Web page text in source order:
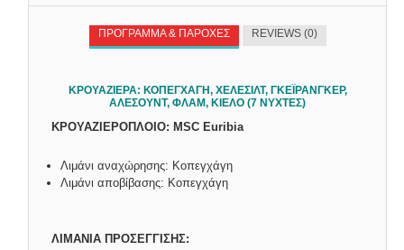
ΠΡΟΓΡΑΜΜΑ & ΠΑΡΟΧΕΣ REVIEWS (0)
ΚΡΟΥΑΖΙΕΡΑ: ΚΟΠΕΓΧΑΓΗ, ΧΕΛΕΣΙΛΤ, ΓΚΕΪΡΑΝΓΚΕΡ,
AΛΕΣΟΥΝΤ, ΦΛΑΜ, ΚΙΕΛΟ (7 ΝΥΧΤΕΣ)
ΚΡΟΥΑΖΙΕΡΟΠΛΟΙΟ: MSC Euribia
Λιμάνι αναχώρησης: Κοπεγχάγη
Λιμάνι αποβίβασης: Κοπεγχάγη
ΛΙΜΑΝΙΑ ΠΡΟΣΕΓΓΙΣΗΣ: